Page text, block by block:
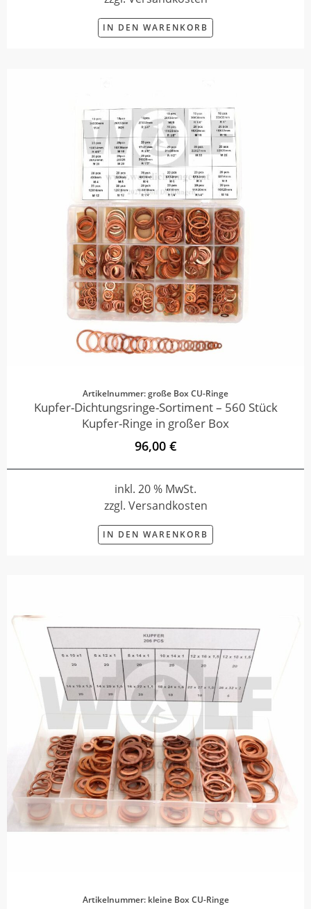
IN DEN WARENKORB
Artikelnummer: große Box CU-Ringe
Kupfer-Dichtungsringe-Sortiment – 560 Stück
Kupfer-Ringe in großer Box
96,00 €
inkl. 20 % MwSt.
zzgl. Versandkosten
IN DEN WARENKORB
Artikelnummer: kleine Box CU-Ringe